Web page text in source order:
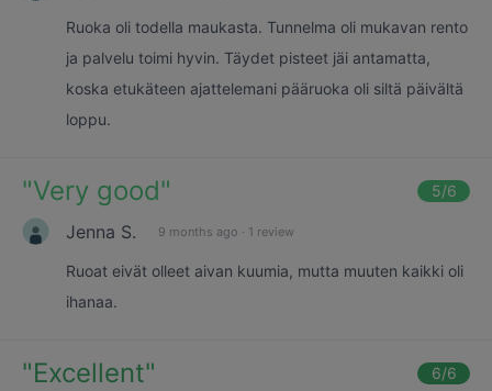
Ruoka oli todella maukasta. Tunnelma oli mukavan rento
ja palvelu toimi hyvin. Täydet pisteet jäi antamatta,
koska etukäteen ajattelemani pääruoka oli siltä päivältä
loppu.
"Very good" 5/6
Jenna S. 9 months ago · 1 review
Ruoat eivät olleet aivan kuumia, mutta muuten kaikki oli
ihanaa.
"Excellent" 6/6